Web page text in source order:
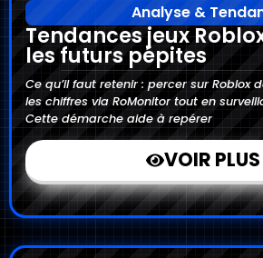
Analyse &
Tendances jeux
les futurs pépites
Ce qu’il faut retenir : percer sur Roblox
les chiffres via RoMonitor tout en
Cette démarche aide à repérer
VOIR PLUS